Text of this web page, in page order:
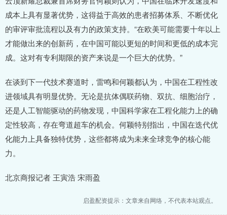
成本上具有显著优势，这得益于高效的患者招募体系、不断优化
的审评审批流程以及有力的政策支持。“在欧美可能需要十年以上
才能做出来的创新药，在中国可能以更短的时间和更低的成本完
成。这对有专利期限的资产来说是一个巨大的优势。”
在谈到下一代技术赛道时，雷鸣和何颖都认为，中国在工程性改
进领域具有明显优势。无论是抗体偶联药物、双抗、细胞治疗，
还是人工智能驱动的药物发现，中国科学家在工程化能力上的确
定性较高，存在弯道超车的机会。何颖特别指出，中国在迭代优
化能力上具备独特优势，这些都将成为未来全球竞争的核心能
力。
北京商报记者 王寅浩 宋雨盈
启盈配资提示：文章来自网络，不代表本站观点。